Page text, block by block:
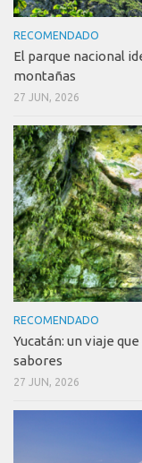
RECOMENDADO
El parque nacional
montañas
27 JUN, 2026
RECOMENDADO
Yucatán: un viaje
sabores
27 JUN, 2026